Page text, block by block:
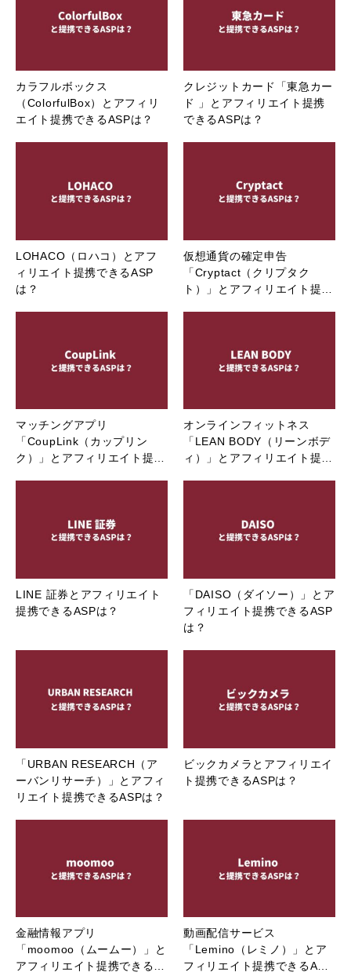
カラフルボックス
（ColorfulBox）とアフィリ
エイト提携できるASPは？
クレジットカード「東急カー
ド 」とアフィリエイト提携
できるASPは？
LOHACO（ロハコ）とアフ
ィリエイト提携できるASP
は？
仮想通貨の確定申告
「Cryptact（クリプタク
ト）」とアフィリエイト提…
マッチングアプリ
「CoupLink（カップリン
ク）」とアフィリエイト提…
オンラインフィットネス
「LEAN BODY（リーンボデ
ィ）」とアフィリエイト提…
LINE 証券とアフィリエイト
提携できるASPは？
「DAISO（ダイソー）」とア
フィリエイト提携できるASP
は？
「URBAN RESEARCH（ア
ーバンリサーチ）」とアフィ
リエイト提携できるASPは？
ビックカメラとアフィリエイ
ト提携できるASPは？
金融情報アプリ
「moomoo（ムームー）」と
アフィリエイト提携できる…
動画配信サービス
「Lemino（レミノ）」とア
フィリエイト提携できるA…